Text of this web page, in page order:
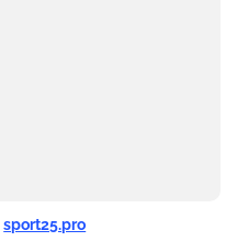
sport25.pro